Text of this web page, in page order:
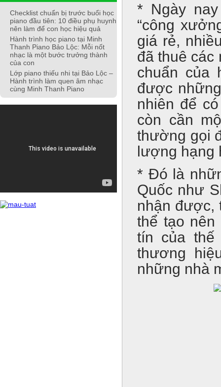
Checklist chuẩn bị trước buổi học
piano đầu tiên: 10 điều phụ huynh
nên làm để con học hiệu quả
Hành trình học piano tại Minh
Thanh Piano Bảo Lộc: Mỗi nốt
nhạc là một bước trưởng thành
của con
Lớp piano thiếu nhi tại Bảo Lộc –
Hành trình làm quen âm nhạc
cùng Minh Thanh Piano
* Ngày
“công
giá rẻ,
đã thuê các
chuẩn của
được
nhiên để
còn cần
thường gọi
lượng hạng
* Đó là
Quốc như
nhận được,
thể tạo
tín của
thương
những nhà